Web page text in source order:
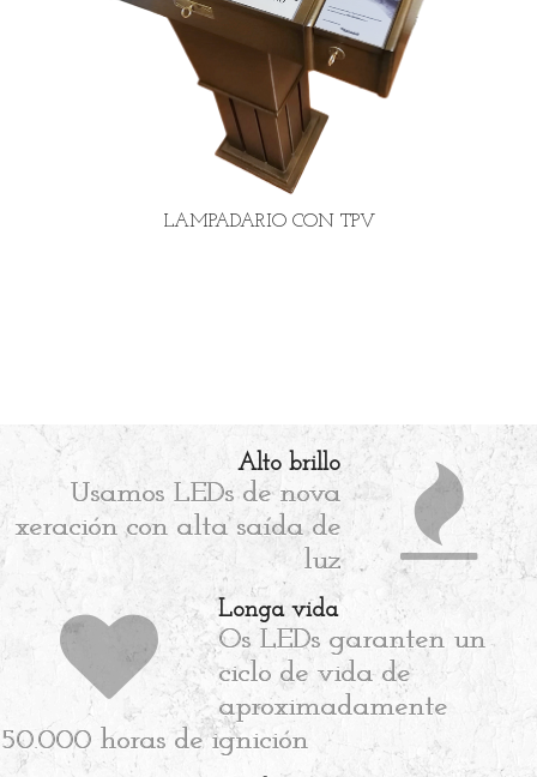
LAMPADARIO CON TPV
Alto brillo
Usamos LEDs de nova
xeración con alta saída de
luz
Longa vida
Os LEDs garanten un
ciclo de vida de
aproximadamente
50.000 horas de ignición